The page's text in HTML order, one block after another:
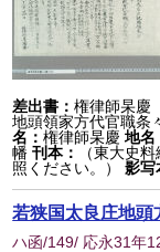
差出書：権律師杲慶
地頭領家方代官職条
名：権律師杲慶 地名
幡 刊本：
（東大史
照ください。）
影写
若狭国太良庄地頭
ハ函/149/ 応永31年